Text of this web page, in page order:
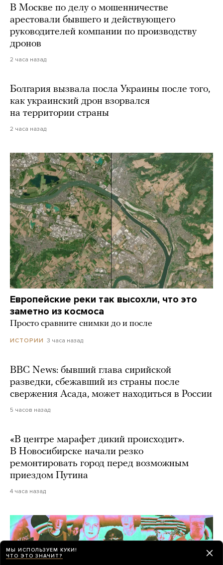
В Москве по делу о мошенничестве
арестовали бывшего и действующего
руководителей компании по производству
дронов
2 часа назад
Болгария вызвала посла Украины после того,
как украинский дрон взорвался
на территории страны
2 часа назад
Европейские реки так высохли, что это
заметно из космоса
Просто сравните снимки до и после
ИСТОРИИ 3 часа назад
BBC News: бывший глава сирийской
разведки, сбежавший из страны после
свержения Асада, может находиться в России
5 часов назад
«В центре марафет дикий происходит».
В Новосибирске начали резко
ремонтировать город перед возможным
приездом Путина
4 часа назад
МЫ ИСПОЛЬЗУЕМ КУКИ!
ЧТО ЭТО ЗНАЧИТ?